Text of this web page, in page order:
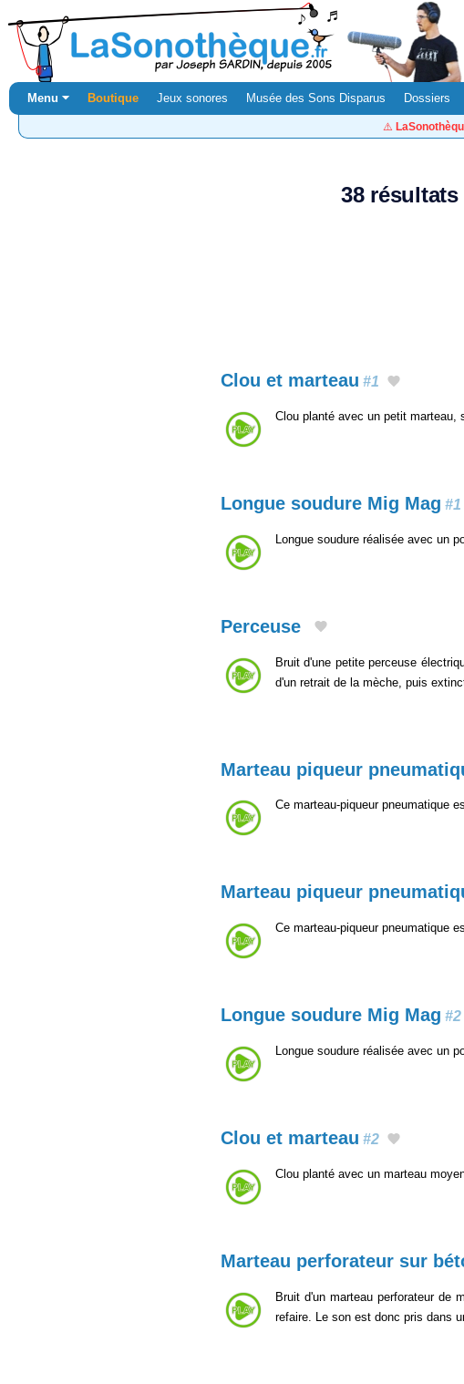
Menu ⏷ Boutique Jeux sonores Musée des Sons Disparus Dossiers
⚠️
38
Clou et marteau #1
Clou planté avec un petit marteau,
Longue soudure Mig Mag #1
Longue soudure réalisée avec un
Perceuse
Bruit d'une petite perceuse
d'un retrait de la mèche, puis
Marteau piqueur
Ce marteau-piqueur pneumatique
Marteau piqueur
Ce marteau-piqueur pneumatique
Longue soudure Mig Mag #2
Longue soudure réalisée avec un
Clou et marteau #2
Clou planté avec un marteau
Marteau perforateur sur
Bruit d'un marteau perforateur de
refaire. Le son est donc pris dans